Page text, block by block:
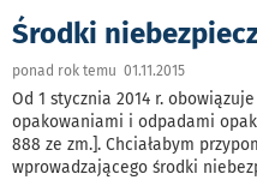
Środki
ponad rok temu 01.11.2015
Od 1 stycznia 2014 r.
opakowaniami i odpadami
888 ze zm.]. Chciałabym
wprowadzającego środki